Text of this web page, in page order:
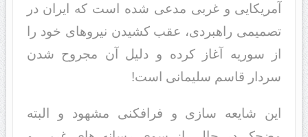
آمریکایی و غربی مدعی شده است که ایران در
تصمیمی راهبردی، عقب کشیدن نیروهای خود را
از سوریه آغاز کرده و دلیل آن مجروح شدن
سردار قاسم سلیمانی است!
این شایعه سازی و فرافکنی مشهود و البته